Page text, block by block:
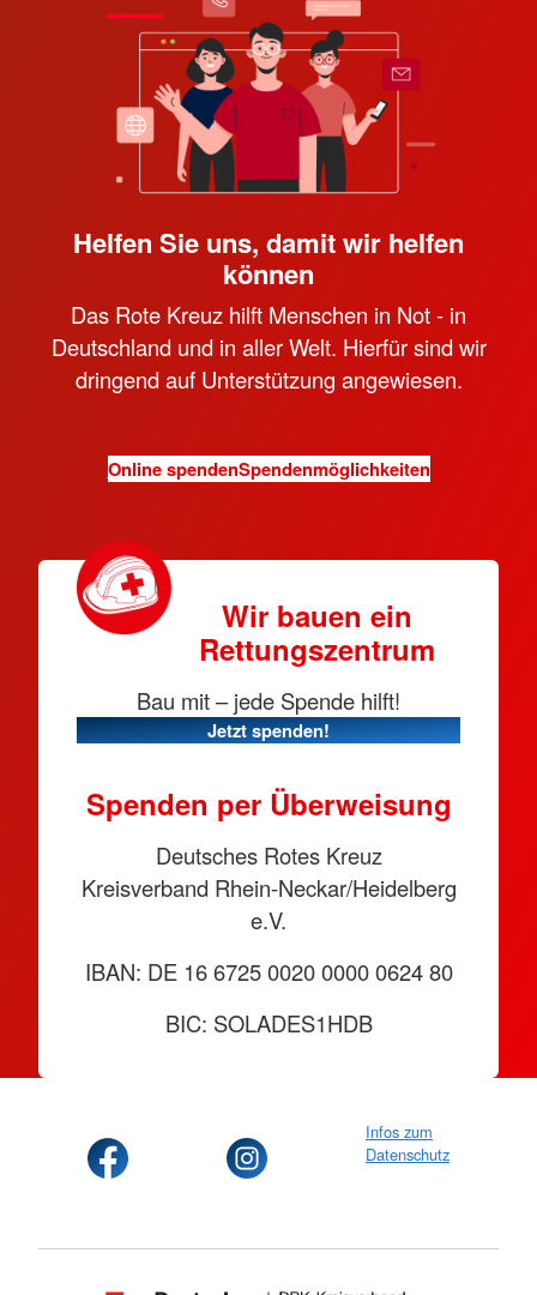
Helfen Sie uns, damit wir helfen
können
Das Rote Kreuz hilft Menschen in Not - in
Deutschland und in aller Welt. Hierfür sind wir
dringend auf Unterstützung angewiesen.
Online spendenSpendenmöglichkeiten
Wir bauen ein
Rettungszentrum
Bau mit – jede Spende hilft!
Jetzt spenden!
Spenden per Überweisung
Deutsches Rotes Kreuz
Kreisverband Rhein-Neckar/Heidelberg
e.V.
IBAN: DE 16 6725 0020 0000 0624 80
BIC: SOLADES1HDB
Infos zum
Datenschutz